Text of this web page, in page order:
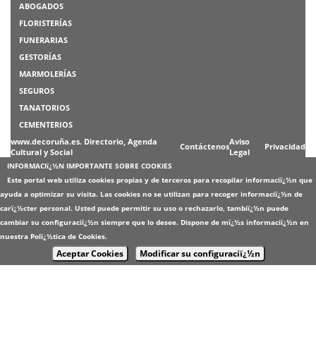
ABOGADOS
FLORISTERÍAS
FUNERARIAS
GESTORÍAS
MARMOLERÍAS
SEGUROS
TANATORIOS
CEMENTERIOS
www.decoruña.es. Directorio, Agenda
Cultural y Social
ContáctenosAviso
Legal
Privacidad
INFORMACIï¿½N IMPORTANTE SOBRE COOKIES
Este portal web utiliza cookies propias y de terceros para recopilar informaciï¿½n que
ayuda a optimizar su visita. Las cookies no se utilizan para recoger informaciï¿½n de
carï¿½cter personal. Usted puede permitir su uso o rechazarlo, tambiï¿½n puede
cambiar su configuraciï¿½n siempre que lo desee. Dispone de mï¿½s informaciï¿½n en
nuestra Polï¿½tica de Cookies.